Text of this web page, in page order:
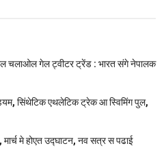
लेल चलाओल गेल ट्वीटर ट्रेंड : भारत संगे नेपालक
सिंथेटिक एथलेटिक ट्रेक आ स्विमिंग पुल,
मे होएत उद्घाटन, नव सत्र स पढाई